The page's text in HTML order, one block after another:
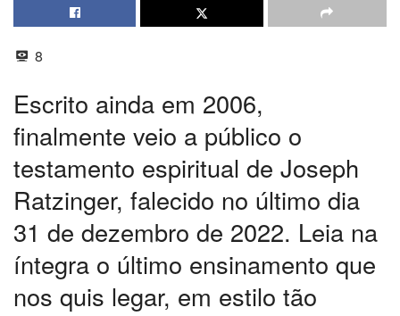
8
Escrito ainda em 2006,
finalmente veio a público o
testamento espiritual de Joseph
Ratzinger, falecido no último dia
31 de dezembro de 2022. Leia na
íntegra o último ensinamento que
nos quis legar, em estilo tão